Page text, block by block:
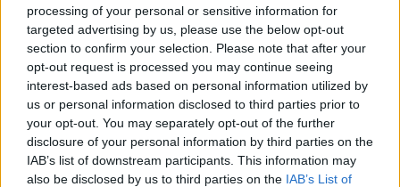
processing of your personal or sensitive information for
targeted advertising by us, please use the below opt-out
section to confirm your selection. Please note that after your
opt-out request is processed you may continue seeing
interest-based ads based on personal information utilized by
us or personal information disclosed to third parties prior to
your opt-out. You may separately opt-out of the further
disclosure of your personal information by third parties on the
IAB’s list of downstream participants. This information may
also be disclosed by us to third parties on the IAB’s List of
LIFESTYLE08·08·2026 19:12
Εριέττα Κούρκουλου – Τα 33α γενέθλια και τα
φιλιά με τον Βύρωνα Βασιλειάδη: «Καμία στιγμή
ευτυχίας δεδομένη»